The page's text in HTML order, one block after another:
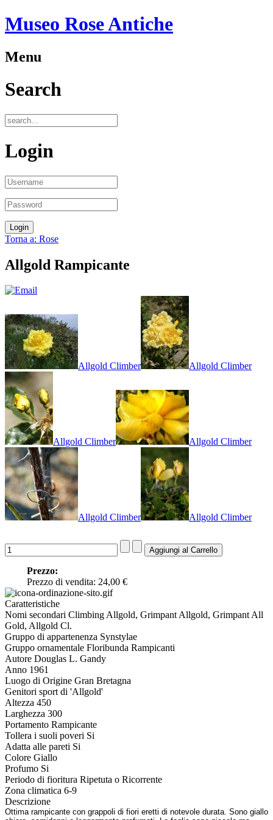
Museo Rose Antiche
Menu
Search
Login
Torna a: Rose
Allgold Rampicante
Allgold Climber Allgold Climber
Allgold Climber Allgold Climber
Allgold Climber Allgold Climber
Prezzo:
Prezzo di vendita: 24,00 €
Caratteristiche
Nomi secondari Climbing Allgold, Grimpant Allgold, Grimpant All
Gold, Allgold Cl.
Gruppo di appartenenza Synstylae
Gruppo ornamentale Floribunda Rampicanti
Autore Douglas L. Gandy
Anno 1961
Luogo di Origine Gran Bretagna
Genitori sport di 'Allgold'
Altezza 450
Larghezza 300
Portamento Rampicante
Tollera i suoli poveri Si
Adatta alle pareti Si
Colore Giallo
Profumo Si
Periodo di fioritura Ripetuta o Ricorrente
Zona climatica 6-9
Descrizione
Ottima rampicante con grappoli di fiori eretti di notevole durata. Sono giallo